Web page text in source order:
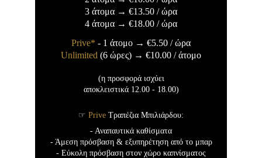
3 άτομα → €13.50 / ώρα
4 άτομα → €18.00 / ώρα
Prive* - 1 άτομο → €5.50 / ώρα
Unlimited (6 ώρες) → €10.00 / άτομο
αποκλειστικά 12.00 - 18.00)
(η προσφορά ισχύει
☞ Prive Τραπέζια Μπιλιάρδου:
- Αναπαυτικά καθίσματα
- Άμεση πρόσβαση & εξυπηρέτηση από το μπαρ
- Εύκολη πρόσβαση στον χώρο καπνίσματος